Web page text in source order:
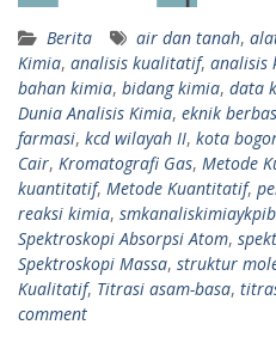
Berita air dan tanah,
Kimia, analisis kualitatif, analisis
bahan kimia, bidang kimia, data
Dunia Analisis Kimia, eknik
farmasi, kcd wilayah II, kota
Cair, Kromatografi Gas, Metode
kuantitatif, Metode Kuantitatif,
reaksi kimia,
Spektroskopi Absorpsi Atom,
Spektroskopi Massa, struktur
Kualitatif, Titrasi asam-basa,
comment